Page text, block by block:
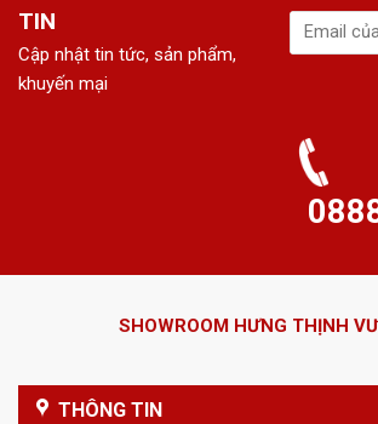
TIN
Cập nhật tin tức, sản phẩm,
khuyến mại
SHOWROOM HƯNG THỊNH
THÔNG TIN